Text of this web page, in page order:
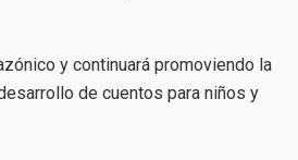
y continuará promoviendo la
de cuentos para niños y